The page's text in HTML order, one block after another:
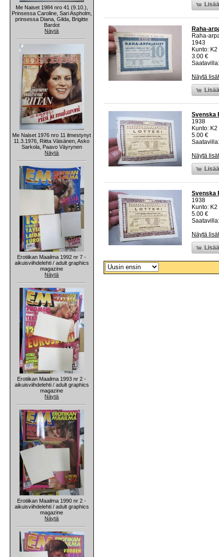
Me Naiset 1984 nro 41 (9.10.),
Prinsessa Caroline, Sari Aspholm,
prinsessa Diana, Gilda, Brigitte
Bardot
Näytä
Me Naiset 1976 nro 11 ilmestynyt
11.3.1976, Riitta Väisänen, Asko
Sarkola, Paavo Väyrynen
Näytä
Erotiikan Maailma 1992 nr 7 -
aikuisviihdelehti / adult graphics
magazine
Näytä
Erotiikan Maailma 1993 nr 2 -
aikuisviihdelehti / adult graphics
magazine
Näytä
Erotiikan Maailma 1990 nr 2 -
aikuisviihdelehti / adult graphics
magazine
Näytä
Raha-
Raha-
1943
Kunto:
3.00 €
Näytä
Svenska
1938
Kunto:
5.00 €
Näytä
Svenska
1938
Kunto:
5.00 €
Näytä